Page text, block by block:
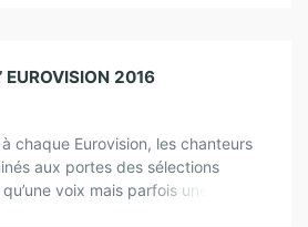
EUROVISION 2016
chaque Eurovision, les chanteurs
aux portes des sélections
voix mais parfois une belle